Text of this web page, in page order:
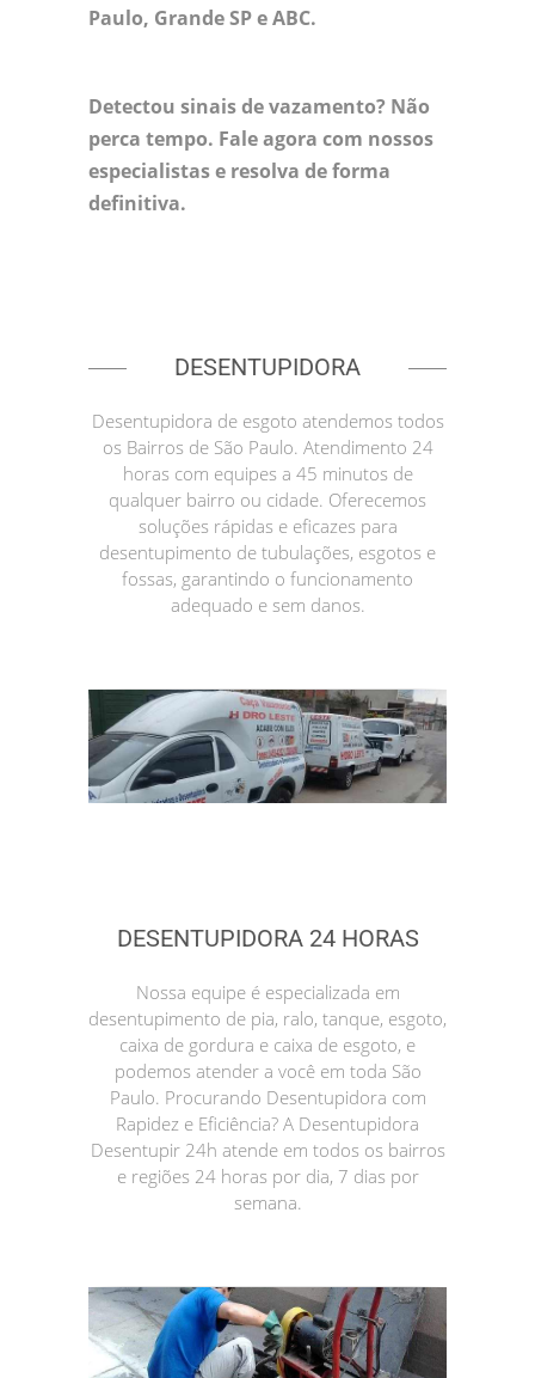
Paulo, Grande SP e ABC.
Detectou sinais de vazamento? Não
perca tempo. Fale agora com nossos
especialistas e resolva de forma
definitiva.
DESENTUPIDORA
Desentupidora de esgoto atendemos todos
os Bairros de São Paulo. Atendimento 24
horas com equipes a 45 minutos de
qualquer bairro ou cidade. Oferecemos
soluções rápidas e eficazes para
desentupimento de tubulações, esgotos e
fossas, garantindo o funcionamento
adequado e sem danos.
DESENTUPIDORA 24 HORAS
Nossa equipe é especializada em
desentupimento de pia, ralo, tanque, esgoto,
caixa de gordura e caixa de esgoto, e
podemos atender a você em toda São
Paulo. Procurando Desentupidora com
Rapidez e Eficiência? A Desentupidora
Desentupir 24h atende em todos os bairros
e regiões 24 horas por dia, 7 dias por
semana.